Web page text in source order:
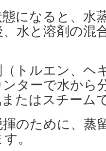
になると、水
水と溶剤の混
トルエン、ヘ
ターで水から
たはスチーム
のために、蒸
。